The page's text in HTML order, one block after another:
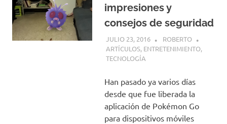
impresiones y
consejos de seguridad
JULIO 23, 2016
ROBERTO
ARTÍCULOS, ENTRETENIMIENTO,
TECNOLOGÍA
Han pasado ya varios días
desde que fue liberada la
aplicación de Pokémon Go
para dispositivos móviles